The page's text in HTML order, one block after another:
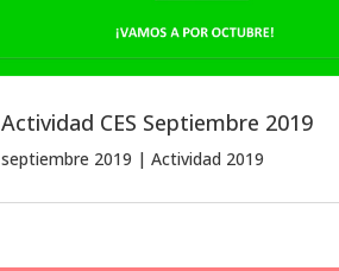
Actividad CES Septiembre 2019
septiembre 2019 | Actividad 2019